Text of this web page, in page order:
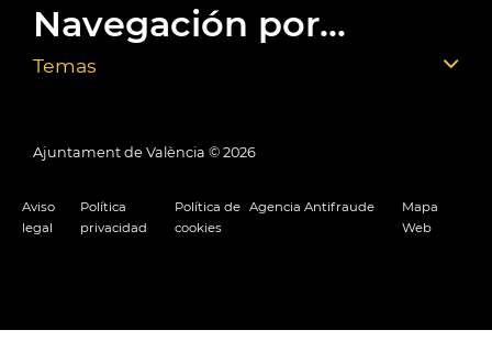
Navegación por...
Temas
Ajuntament de València © 2026
Aviso
legal
Política
privacidad
Política de
cookies
Agencia Antifraude
Mapa
Web